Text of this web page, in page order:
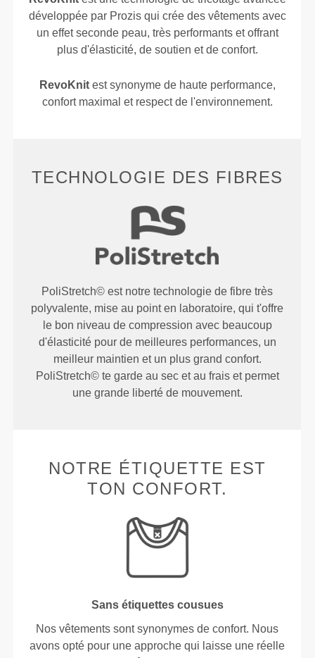
développée par Prozis qui crée des vêtements avec
un effet seconde peau, très performants et offrant
plus d'élasticité, de soutien et de confort.
RevoKnitest synonyme de haute performance,
confort maximal et respect de l'environnement.
TECHNOLOGIE DES FIBRES
PoliStretch© est notre technologie de fibre très
polyvalente, mise au point en laboratoire, qui t'offre
le bon niveau de compression avec beaucoup
d'élasticité pour de meilleures performances, un
meilleur maintien et un plus grand confort.
PoliStretch© te garde au sec et au frais et permet
une grande liberté de mouvement.
NOTRE ÉTIQUETTE EST
TON CONFORT.
Sans étiquettes cousues
Nos vêtements sont synonymes de confort. Nous
avons opté pour une approche qui laisse une réelle